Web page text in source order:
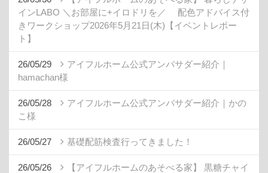
インLABO ＼お部屋に+イロドリを／ 配色アドバイス付
きワークショップ2026年5月21日(木)【イベントレポー
ト】
26/05/29
アイフルホーム公式アンバサダー紹介｜
hamachan様
26/05/28
アイフルホーム公式アンバサダー紹介｜かの
こ様
26/05/27 基礎配筋検査行ってきました！
26/05/26
【アイフルホームのあそべる家】 黒糖チャイ